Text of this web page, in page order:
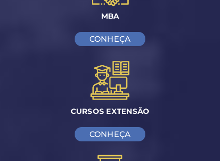
MBA
CONHEÇA
CURSOS EXTENSÃO
CONHEÇA